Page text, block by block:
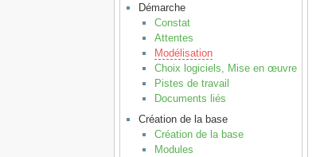
Démarche
Constat
Attentes
Modélisation
Choix logiciels, Mise en œuvre
Pistes de travail
Documents liés
Création de la base
Création de la base
Modules